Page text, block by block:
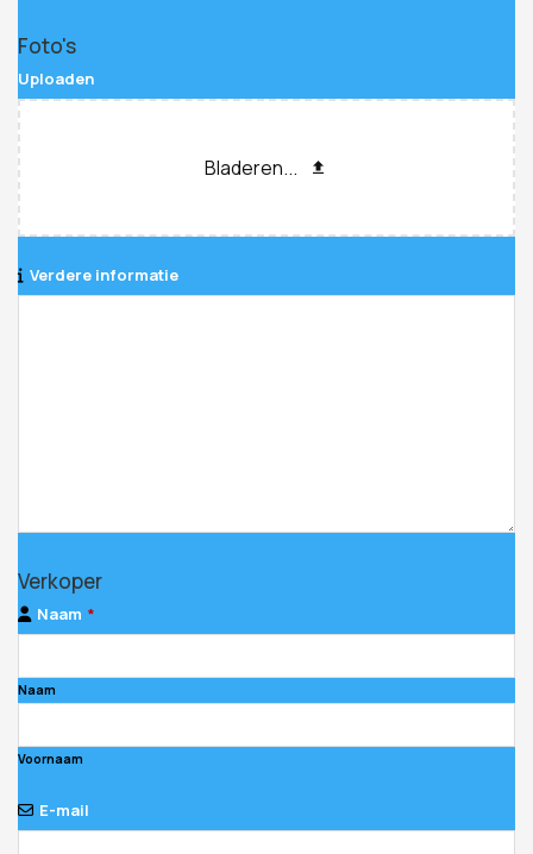
Foto's
Uploaden
Bladeren...
Verdere informatie
Verkoper
Naam *
Naam
Voornaam
E-mail